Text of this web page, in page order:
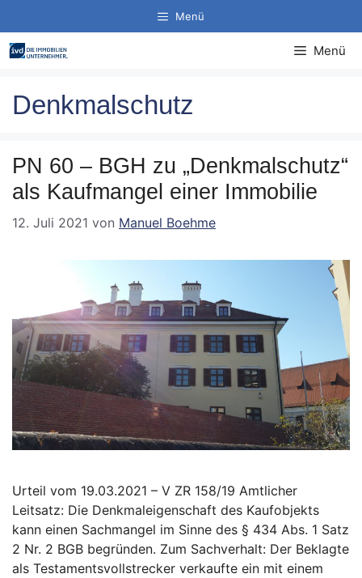
Inhalt
springen
Menü
Menü
Denkmalschutz
PN 60 – BGH zu „Denkmalschutz“
als Kaufmangel einer Immobilie
12. Juli 2021 von Manuel Boehme
Urteil vom 19.03.2021 – V ZR 158/19 Amtlicher
Leitsatz: Die Denkmaleigenschaft des Kaufobjekts
kann einen Sachmangel im Sinne des § 434 Abs. 1 Satz
2 Nr. 2 BGB begründen. Zum Sachverhalt: Der Beklagte
als Testamentsvollstrecker verkaufte ein mit einem